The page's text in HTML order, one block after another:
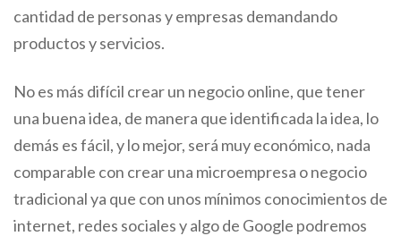
cantidad de personas y empresas demandando
productos y servicios.
No es más difícil crear un negocio online, que tener
una buena idea, de manera que identificada la idea, lo
demás es fácil, y lo mejor, será muy económico, nada
comparable con crear una microempresa o negocio
tradicional ya que con unos mínimos conocimientos de
internet, redes sociales y algo de Google podremos